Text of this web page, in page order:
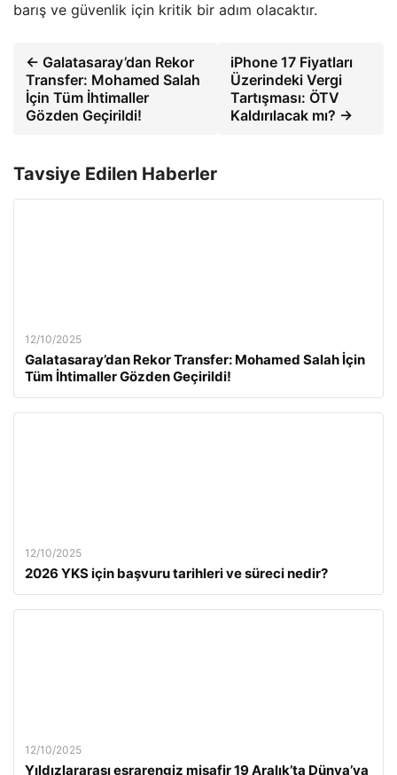
barış ve güvenlik için kritik bir adım olacaktır.
← Galatasaray’dan Rekor
Transfer: Mohamed Salah
İçin Tüm İhtimaller
Gözden Geçirildi!
iPhone 17 Fiyatları
Üzerindeki Vergi
Tartışması: ÖTV
Kaldırılacak mı? →
Tavsiye Edilen Haberler
12/10/2025
Galatasaray’dan Rekor Transfer: Mohamed Salah İçin
Tüm İhtimaller Gözden Geçirildi!
12/10/2025
2026 YKS için başvuru tarihleri ve süreci nedir?
12/10/2025
Yıldızlararası esrarengiz misafir 19 Aralık’ta Dünya’ya